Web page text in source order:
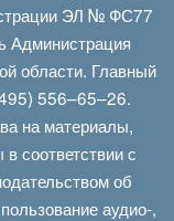
ЭЛ № ФС77
Администрация
области. Главный
556–65–26.
на материалы,
соответствии с
об
аудио-,